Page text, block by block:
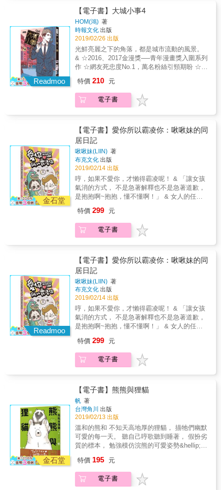
幾點？」紅唇：「12點好了。」朋友：「但我
想要11點半耶。」紅唇：「那你問屁啊！」
PO在爆料社團後，鄉民們高舉正義大旗用力撻
伐。單憑片面之詞，是否就可以定人生死？樂
高父子又該如何從網路霸凌中脫身？ & 在城市
另一個角落： 在父親過世之後的某日，超仁發
現，自己年幼時常跟父親一起玩的四驅車，其
實並沒有隨著時代消逝，還是有一群孩子熱衷
這項遊戲&hellip;&hellip; & 張狂又自私的鉑
鎂，被男友一句：「妳不是我想結婚的對象」
狠甩。原以為自己是男友生命中的女主角，這
臨失去，自尊又是如此不堪一擊&hellip;&hellip;
& 一起獨居老人的自殺案件，背後的真相，是
一齣人倫家庭悲劇，還是旁觀者眼中的八卦？
當人們忙著指責他人自私時，又有誰的立場是
無私？ & 這些發生在城市角落裡的各種小故
事，也許都是你我的共同人生經驗， 關於愛
情、親情、友情，帶你一起挖掘內心深處最真
誠的感受。 &
Readmoo
【電子書】大城小事4
HOM(鴻) 著
時報文化 出版
2019/02/26 出版
光鮮亮麗之下的角落，都是城市流動的風景。
& ☆2016、2017金漫獎──青年漫畫獎入圍系列
作 ☆網友死忠度No.1，萬名粉絲引頸期盼 ☆睽
獨家收錄，HOM全新創作中長篇〈失控的鍵
盤〉 樂高與父親在夜市經營炸雞攤，但因為父
親不拘小節的性格，總是賺不到什麼錢，兩父
PO在爆料社團後，鄉民們高舉正義大旗用力撻
伐。單憑片面之詞，是否就可以定人生死？樂
高父子又該如何從網路霸凌中脫身？ & 在城市
另一個角落： 在父親過世之後的某日，超仁發
現，自己年幼時常跟父親一起玩的四驅車，其
實並沒有隨著時代消逝，還是有一群孩子熱衷
這項遊戲&hellip;&hellip; & 張狂又自私的鉑
鎂，被男友一句：「妳不是我想結婚的對象」
狠甩。原以為自己是男友生命中的女主角，這
時才發現居然只是戲份即將告終的配角，而面
& 一起獨居老人的自殺案件，背後的真相，是
一齣人倫家庭悲劇，還是旁觀者眼中的八卦？
當人們忙著指責他人自私時，又有誰的立場是
事，也許都是你我的共同人生經驗， 關於愛
情、親情、友情，帶你一起挖掘內心深處最真
誠的感受。 &
特價 210 元
電子書
金石堂
【電子書】愛你所以霸凌你：啾啾妹的同
居日記
啾啾妹(LIIN) 著
布克文化 出版
2019/02/14 出版
哼，如果不愛你，才懶得霸凌呢！ & 「讓女孩
氣消的方式， 不是急著解釋也不是急著道歉，
是抱抱啊~抱抱，懂不懂啊！」 & 女人的任性
天起， 就希望你能成為全世界最了解我的
人。」 & 雖然男人們老是覺得自己死得不明不
白， 但當另一半鑽進你懷裡時，就認清其實...
長用幽默搞笑的方式，化解兩性在情感中的矛
盾。「把女孩內心的小劇場發揚光大，讓鋼鐵
直男了解女孩的小公主世界！」 & 前作《謝謝
你把我當公主：我是公主命，不是公主病》廣
受網友好評，啾啾妹與卡爾也正式結婚，結束
遠距離戀愛開始更具挑戰的同居生活。身先士
卒，替廣大姊妹們看看婚姻到底是不是愛情的
墳墓。 & 「我們先相愛，然後相處。 才能相
擁，最後相守。」 & &──｜啾啾妹不搞笑，句
句真心話｜── 分享從日常生活中體悟的愛情真
我。」 剛戀愛時總很在意自己在對方心中是否
完美，那天卡爾在飯局客氣的稱讚別人女友，
我竟然沒有生悶氣，發現我們在感情中已默默
好，我喜歡就好。」 到底有沒有天生一對，這
問題也困擾我很久，我最後的答案是有，但並
不是找一個完美無缺的人，而是他的缺點&剛好
&你都不在意。 & 「不是變心，只是偶爾的約
會變成每天的生活」 女孩總會抱怨&為什麼時
間一久就變了?&談戀愛時久久見一次當然會非
常熱情，那是因為跳脫日常的事總會顯得特別
活。浪漫約會是一兩天，但生活卻是一輩子，
我很清楚想跟他生活一輩子而不是浪漫一兩
天。 & & ──｜啾啾妹來搞笑，讓你搞懂刁蠻小
特價 299 元
電子書
Readmoo
【電子書】愛你所以霸凌你：啾啾妹的同
居日記
啾啾妹(LIIN) 著
布克文化 出版
2019/02/14 出版
哼，如果不愛你，才懶得霸凌呢！ & 「讓女孩
氣消的方式， 不是急著解釋也不是急著道歉，
是抱抱啊~抱抱，懂不懂啊！」 & 女人的任性
天起， 就希望你能成為全世界最了解我的
人。」 & 雖然男人們老是覺得自己死得不明不
白， 但當另一半鑽進你懷裡時，就認清其實...
長用幽默搞笑的方式，化解兩性在情感中的矛
盾。「把女孩內心的小劇場發揚光大，讓鋼鐵
直男了解女孩的小公主世界！」 & 前作《謝謝
你把我當公主：我是公主命，不是公主病》廣
受網友好評，啾啾妹與卡爾也正式結婚，結束
遠距離戀愛開始更具挑戰的同居生活。身先士
卒，替廣大姊妹們看看婚姻到底是不是愛情的
墳墓。 & 「我們先相愛，然後相處。 才能相
擁，最後相守。」 & &──｜啾啾妹不搞笑，句
諦 & 「知道不管你稱讚誰，都能確定你愛
我。」 剛戀愛時總很在意自己在對方心中是否
特價 299 元
電子書
金石堂
【電子書】熊熊與狸貓
帆 著
台灣角川 出版
2019/02/13 出版
溫和的熊和 不知天高地厚的狸貓， 描牠們幽默
可愛的每一天。 聽自己哼歌聽到睡著， 假扮劣
質的標本， 勉強模仿浣熊的可愛姿勢&hellip;
友情故事。 &
特價 195 元
電子書